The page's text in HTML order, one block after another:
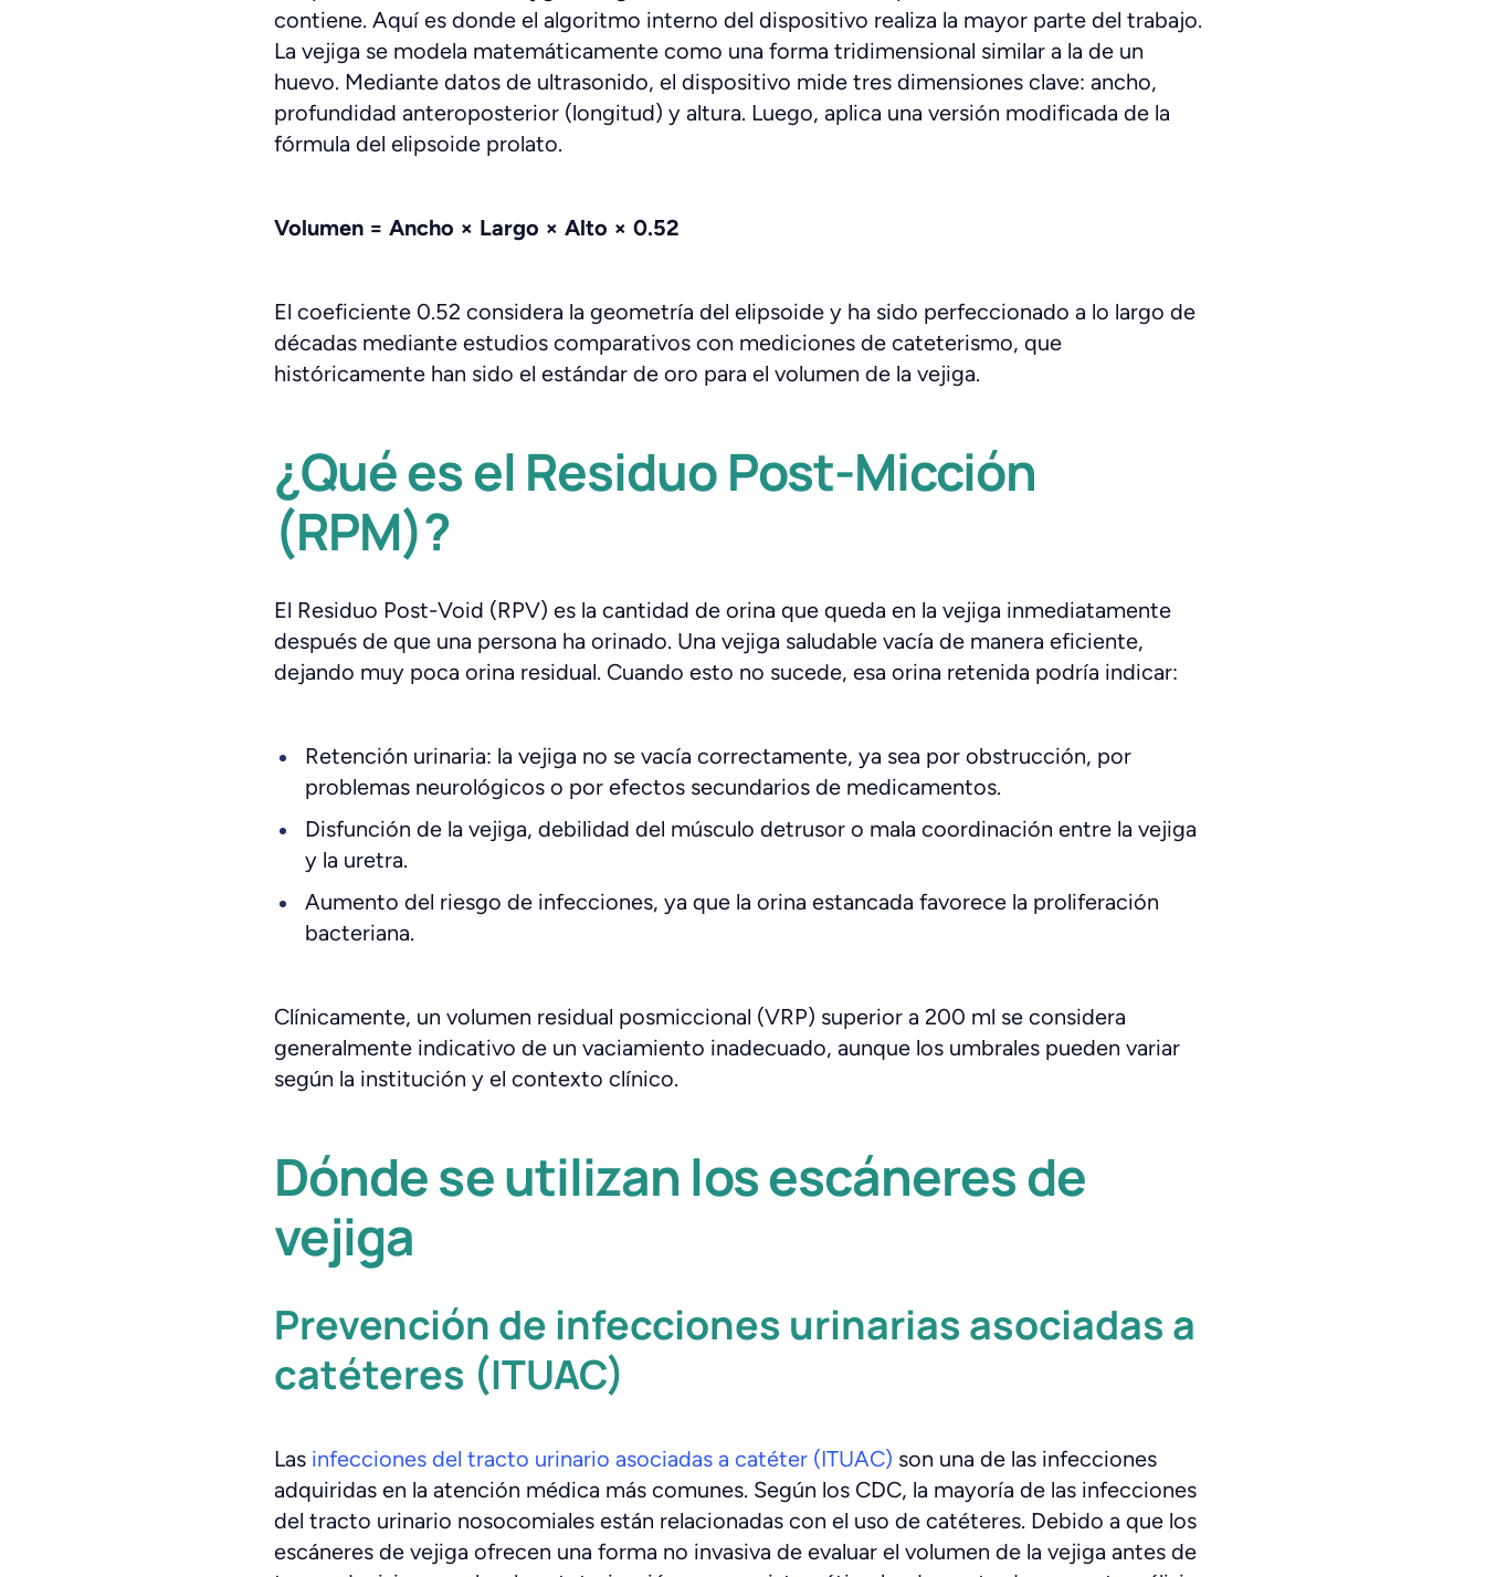
contiene. Aquí es donde el algoritmo interno del dispositivo realiza la mayor parte del trabajo.
La vejiga se modela matemáticamente como una forma tridimensional similar a la de un
huevo. Mediante datos de ultrasonido, el dispositivo mide tres dimensiones clave: ancho,
profundidad anteroposterior (longitud) y altura. Luego, aplica una versión modificada de la
fórmula del elipsoide prolato.
Volumen = Ancho × Largo × Alto × 0.52
El coeficiente 0.52 considera la geometría del elipsoide y ha sido perfeccionado a lo largo de
décadas mediante estudios comparativos con mediciones de cateterismo, que
históricamente han sido el estándar de oro para el volumen de la vejiga.
¿Qué es el Residuo Post-Micción
(RPM)?
El Residuo Post-Void (RPV) es la cantidad de orina que queda en la vejiga inmediatamente
después de que una persona ha orinado. Una vejiga saludable vacía de manera eficiente,
dejando muy poca orina residual. Cuando esto no sucede, esa orina retenida podría indicar:
Retención urinaria: la vejiga no se vacía correctamente, ya sea por obstrucción, por
problemas neurológicos o por efectos secundarios de medicamentos.
Disfunción de la vejiga, debilidad del músculo detrusor o mala coordinación entre la vejiga
y la uretra.
Aumento del riesgo de infecciones, ya que la orina estancada favorece la proliferación
bacteriana.
Clínicamente, un volumen residual posmiccional (VRP) superior a 200 ml se considera
generalmente indicativo de un vaciamiento inadecuado, aunque los umbrales pueden variar
según la institución y el contexto clínico.
Dónde se utilizan los escáneres de
vejiga
Prevención de infecciones urinarias asociadas a
catéteres (ITUAC)
Las infecciones del tracto urinario asociadas a catéter (ITUAC) son una de las infecciones
adquiridas en la atención médica más comunes. Según los CDC, la mayoría de las infecciones
del tracto urinario nosocomiales están relacionadas con el uso de catéteres. Debido a que los
escáneres de vejiga ofrecen una forma no invasiva de evaluar el volumen de la vejiga antes de